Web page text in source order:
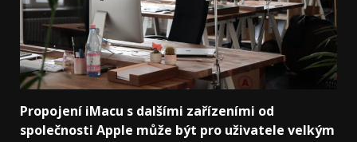
Propojení iMacu s dalšími zařízeními od
společnosti Apple může být pro uživatele velkým